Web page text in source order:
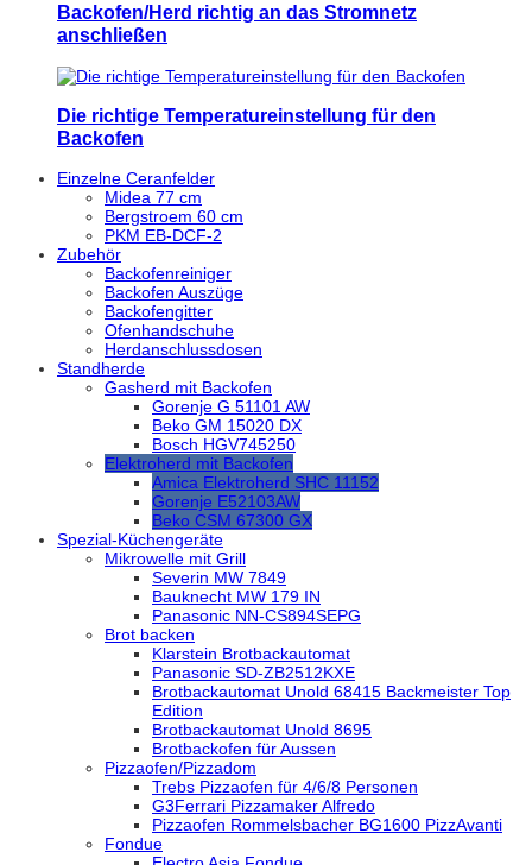
Backofen/Herd richtig an das Stromnetz
anschließen
Die richtige Temperatureinstellung für den
Backofen
Einzelne Ceranfelder
Midea 77 cm
Bergstroem 60 cm
PKM EB-DCF-2
Zubehör
Backofenreiniger
Backofen Auszüge
Backofengitter
Ofenhandschuhe
Herdanschlussdosen
Standherde
Gasherd mit Backofen
Gorenje G 51101 AW
Beko GM 15020 DX
Bosch HGV745250
Elektroherd mit Backofen
Amica Elektroherd SHC 11152
Gorenje E52103AW
Beko CSM 67300 GX
Spezial-Küchengeräte
Mikrowelle mit Grill
Severin MW 7849
Bauknecht MW 179 IN
Panasonic NN-CS894SEPG
Brot backen
Klarstein Brotbackautomat
Panasonic SD-ZB2512KXE
Brotbackautomat Unold 68415 Backmeister Top
Edition
Brotbackautomat Unold 8695
Brotbackofen für Aussen
Pizzaofen/Pizzadom
Trebs Pizzaofen für 4/6/8 Personen
G3Ferrari Pizzamaker Alfredo
Pizzaofen Rommelsbacher BG1600 PizzAvanti
Fondue